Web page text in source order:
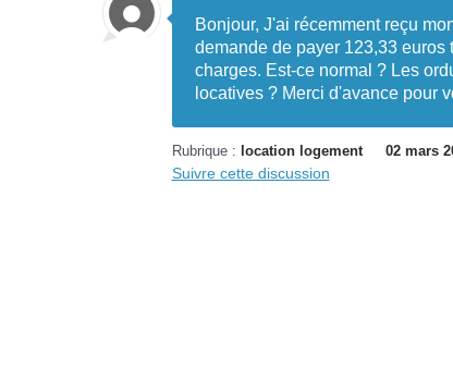
Bonjour, J'ai récemment reçu
demande de payer 123,33
charges. Est-ce normal ? Les
locatives ? Merci d'avance pour
Rubrique : location logement 02 mars
Suivre cette discussion